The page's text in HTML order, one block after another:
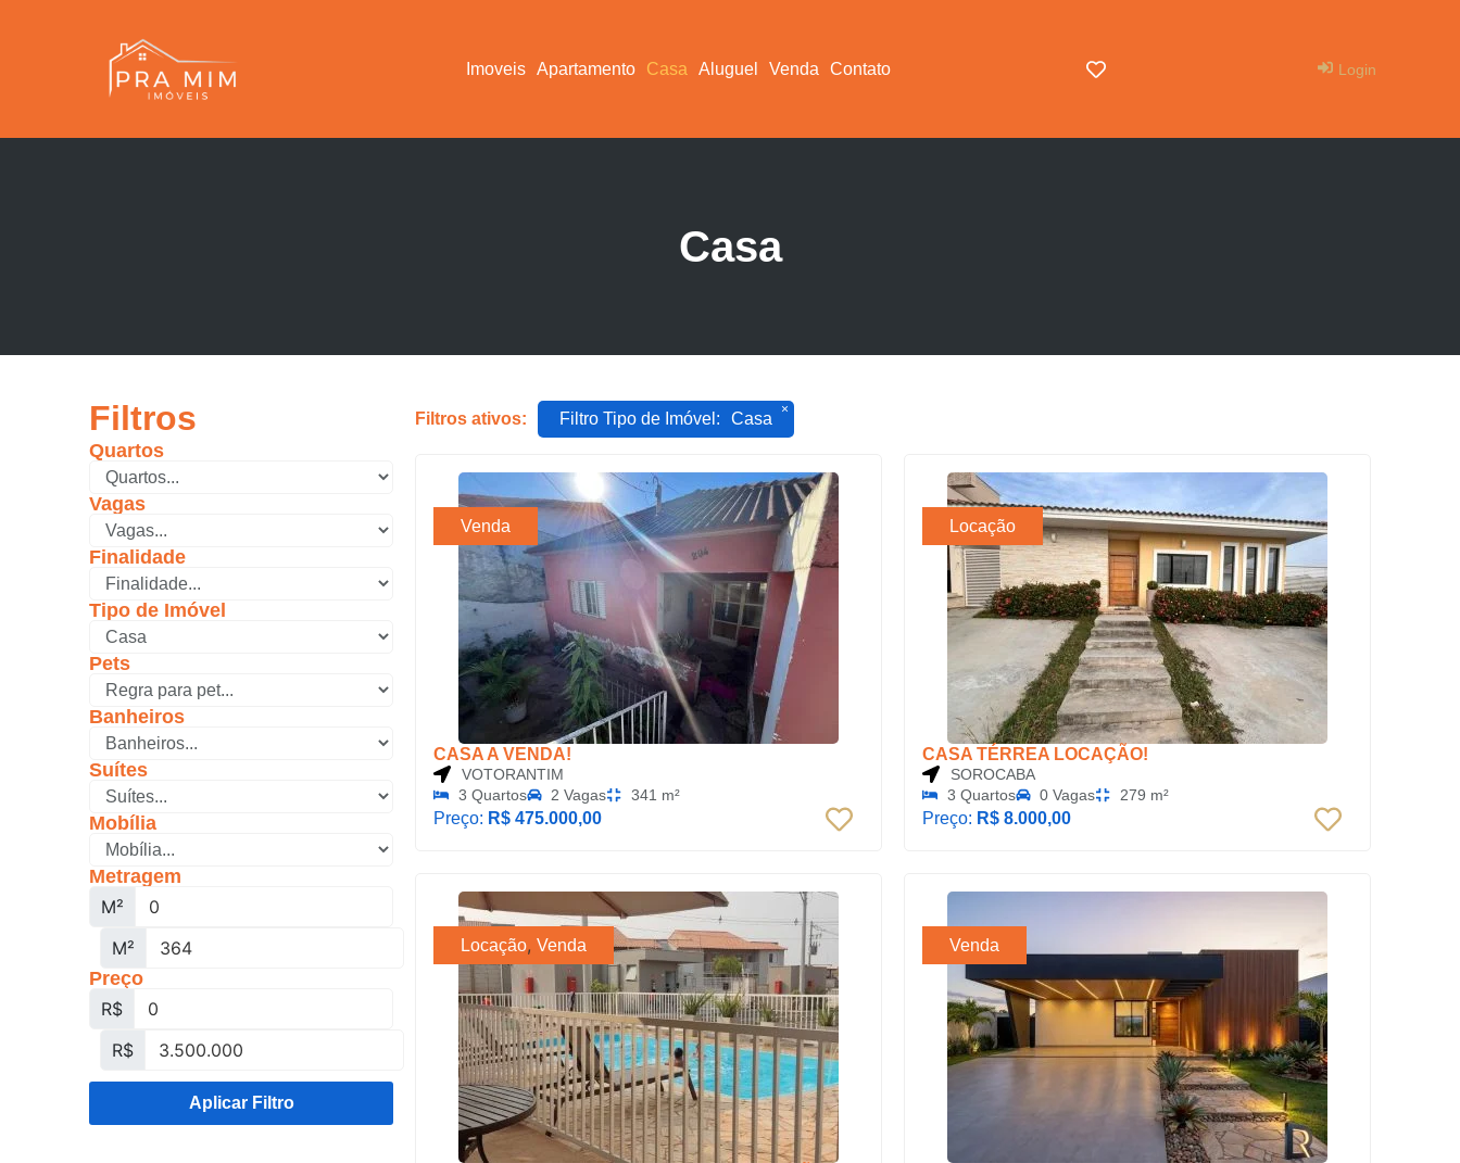
Imoveis Apartamento Casa Aluguel Venda Contato Login
Casa
Filtros
Quartos
Vagas
Finalidade
Tipo de Imóvel
Pets
Banheiros
Suítes
Mobília
Metragem
M²
M²
Preço
R$
R$
Aplicar Filtro
Filtros ativos: Filtro Tipo de Imóvel : Casa ×
Venda
CASA A VENDA!
VOTORANTIM
3 Quartos
2 Vagas 341 m²
Preço: R$ 475.000,00
Locação
CASA TÉRREA LOCAÇÃO!
SOROCABA
3 Quartos
0 Vagas 279 m²
Preço: R$ 8.000,00
Locação, Venda Venda